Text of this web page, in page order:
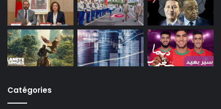
Catégories